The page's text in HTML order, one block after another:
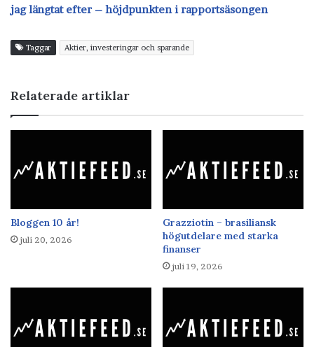
jag längtat efter – höjdpunkten i rapportsäsongen
Taggar Aktier, investeringar och sparande
Relaterade artiklar
Bloggen 10 år!
juli 20, 2026
Grazziotin – brasiliansk
högutdelare med starka
finanser
juli 19, 2026